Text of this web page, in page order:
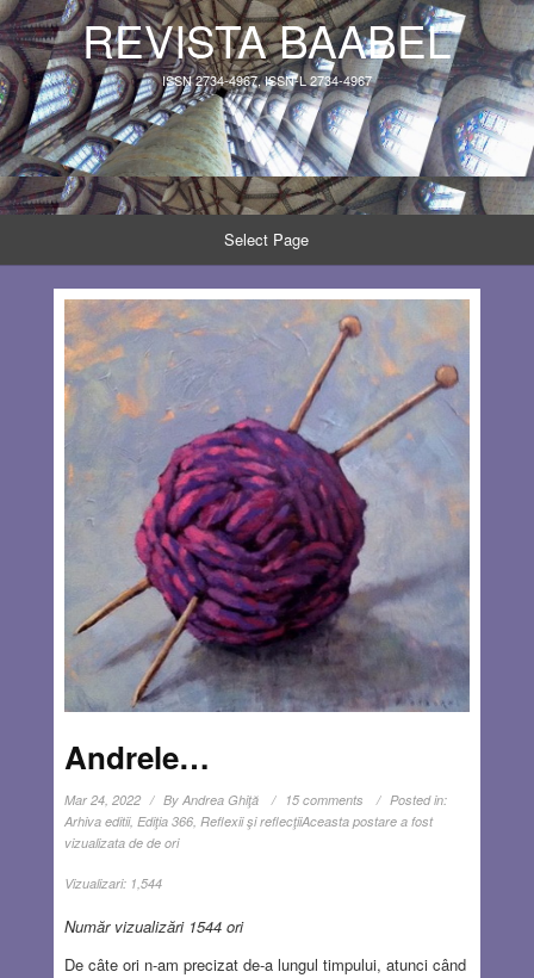
REVISTA BAABEL
ISSN 2734-4967, ISSN-L 2734-4967
Select Page
Andrele…
Mar 24, 2022 By Andrea Ghiţă 15 comments
Posted in:
Arhiva editii, Ediţia 366, Reflexii şi reflecţiiAceasta postare a fost
vizualizata de de ori
Vizualizari: 1,544
Număr vizualizări 1544 ori
De câte ori n-am precizat de-a lungul timpului, atunci când